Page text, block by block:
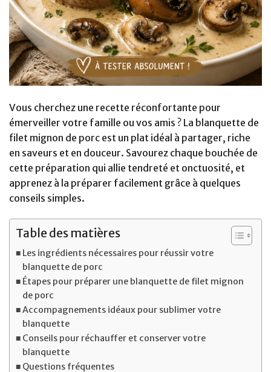
Vous cherchez une recette réconfortante pour
émerveiller votre famille ou vos amis ? La blanquette de
filet mignon de porc est un plat idéal à partager, riche
en saveurs et en douceur. Savourez chaque bouchée de
cette préparation qui allie tendreté et onctuosité, et
apprenez à la préparer facilement grâce à quelques
conseils simples.
Table des matières
Les ingrédients nécessaires pour réussir votre
blanquette de porc
Étapes pour préparer une blanquette de filet mignon
de porc
Accompagnements idéaux pour sublimer votre
blanquette
Conseils pour réchauffer et conserver votre
blanquette
Questions fréquentes